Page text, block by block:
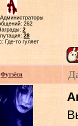
262
2
28
Где-то гуляет
Футзёси